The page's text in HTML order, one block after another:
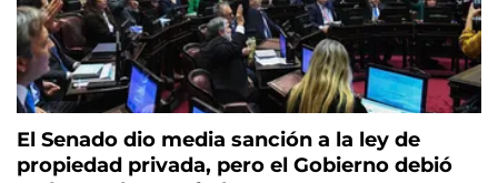
El Senado dio media sanción a la ley de
propiedad privada, pero el Gobierno debió